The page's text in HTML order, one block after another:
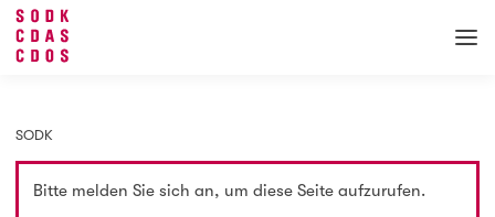
SODK
Bitte melden Sie sich an, um diese Seite aufzurufen.